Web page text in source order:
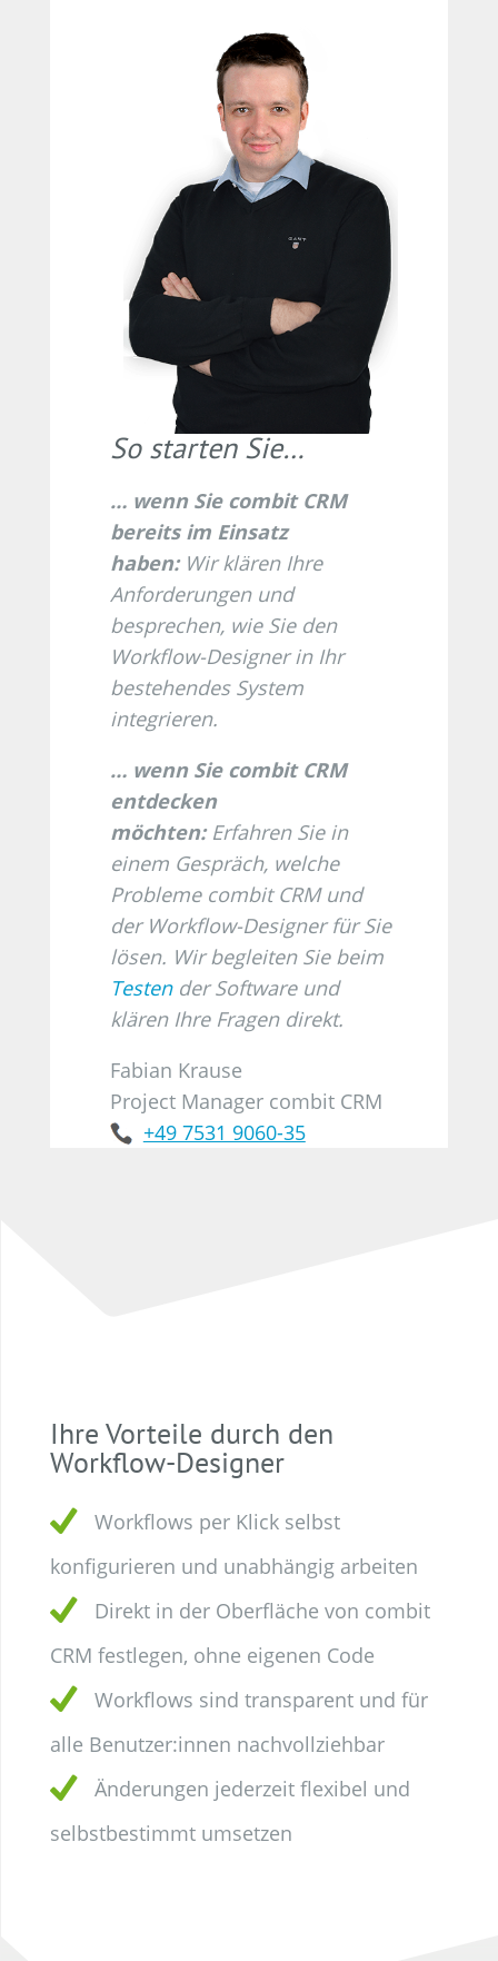
So starten Sie…
… wenn Sie combit CRM
bereits im Einsatz
haben:Wir klären Ihre
Anforderungen und
besprechen, wie Sie den
Workflow-Designer in Ihr
bestehendes System
integrieren.
… wenn Sie combit CRM
entdecken
möchten:Erfahren Sie in
einem Gespräch, welche
Probleme combit CRM und
der Workflow-Designer für Sie
lösen. Wir begleiten Sie beim
Testender Software und
klären Ihre Fragen direkt.
Fabian Krause
Project Manager combit CRM
+49 7531 9060-35
Ihre Vorteile durch den
Workflow-Designer
Workflows per Klick selbst
konfigurieren und unabhängig arbeiten
Direkt in der Oberfläche von combit
CRM festlegen, ohne eigenen Code
Workflows sind transparent und für
alle Benutzer:innen nachvollziehbar
Änderungen jederzeit flexibel und
selbstbestimmt umsetzen